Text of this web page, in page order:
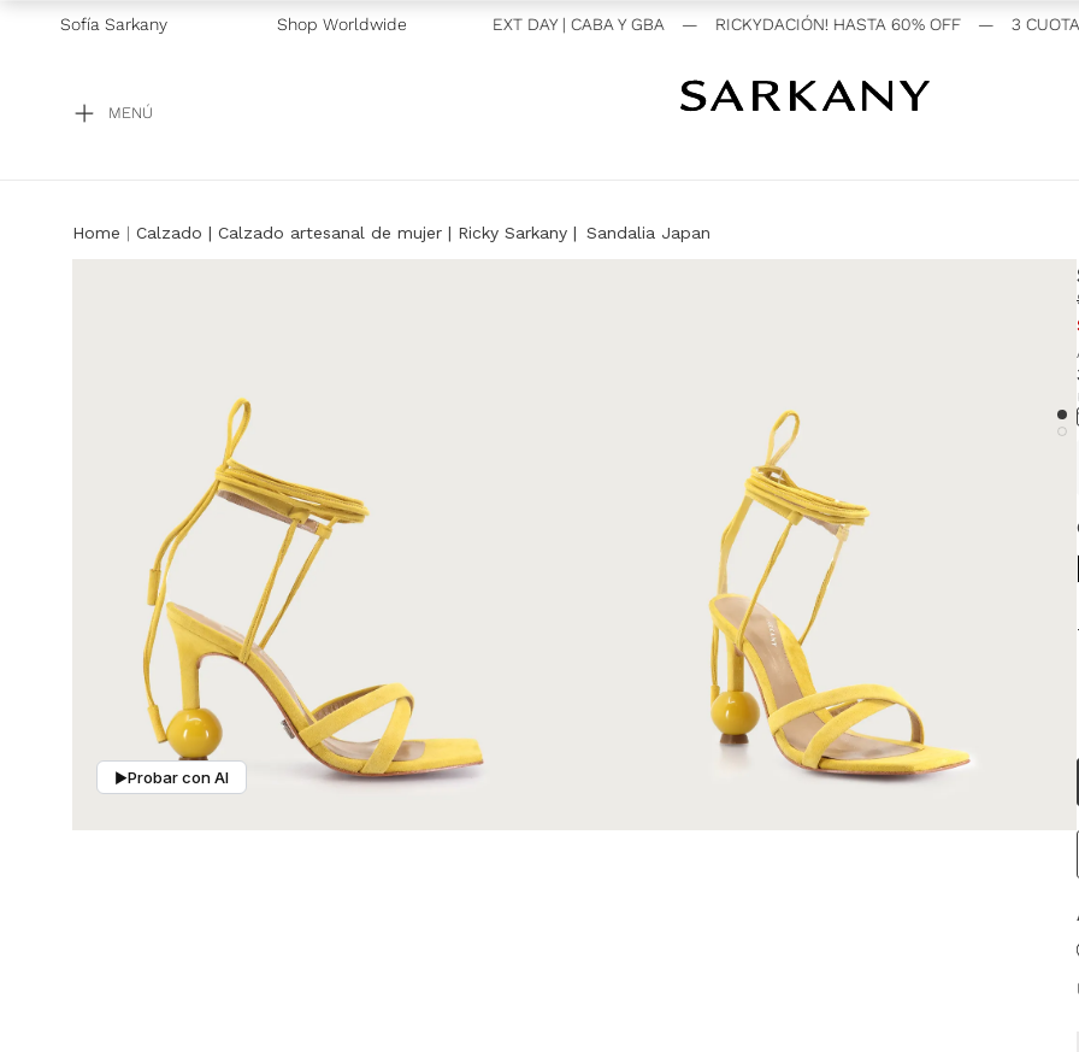
Sofía Sarkany Shop Worldwide
TODOS LOS MEDIOS DE PAGO — ENVÍOS SAME Y NEXT DAY | CABA Y GBA — RICKYDACIÓN! HASTA 60% OFF — 3 CUOTAS
MENÚ
Mis pedidos
Contactanos
Calzado Calzado artesanal de mujer | Ricky Sarkany Sandalia Japan
▶Probar con AI